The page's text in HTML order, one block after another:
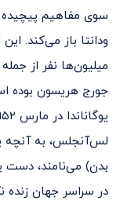
سوی مفاهیم پیچیده
ودانتا باز می‌کند.
میلیون‌ها نفر از
جورج هریسون بوده
لس‌آنجلس، به آنچه
در سراسر جهان زنده